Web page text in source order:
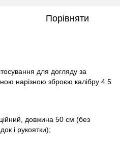
Порівняти
для догляду за
нарізною зброєю калібру 4.5
довжина 50 см (без
і рукоятки);